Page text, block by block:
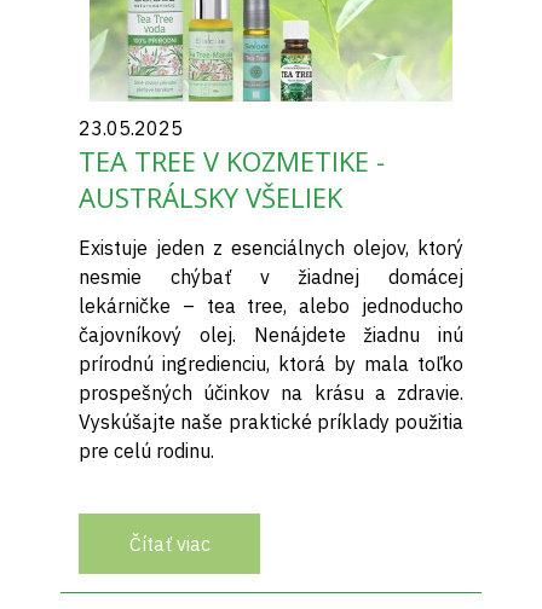
23.05.2025
TEA TREE V KOZMETIKE -
AUSTRÁLSKY VŠELIEK
Existuje jeden z esenciálnych olejov, ktorý
nesmie chýbať v žiadnej domácej
lekárničke – tea tree, alebo jednoducho
čajovníkový olej. Nenájdete žiadnu inú
prírodnú ingredienciu, ktorá by mala toľko
prospešných účinkov na krásu a zdravie.
Vyskúšajte naše praktické príklady použitia
pre celú rodinu.
Čítať viac